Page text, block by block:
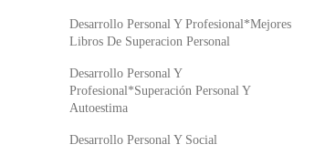
Desarrollo Personal Y Profesional*Mejores
Libros De Superacion Personal
Desarrollo Personal Y
Profesional*Superación Personal Y
Autoestima
Desarrollo Personal Y Social